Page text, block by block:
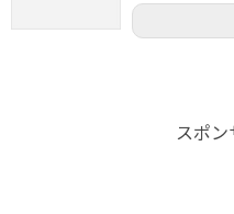
スポ